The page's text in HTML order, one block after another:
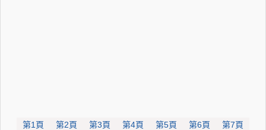
第1頁 第2頁 第3頁 第4頁 第5頁 第6頁 第7頁